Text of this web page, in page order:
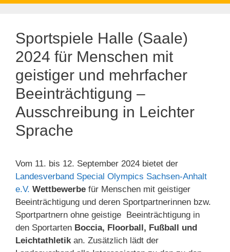
Sportspiele Halle (Saale)
2024 für Menschen mit
geistiger und mehrfacher
Beeinträchtigung –
Ausschreibung in Leichter
Sprache
Vom 11. bis 12. September 2024 bietet der
Landesverband Special Olympics Sachsen-Anhalt
e.V. Wettbewerbe für Menschen mit geistiger
Beeinträchtigung und deren Sportpartnerinnen bzw.
Sportpartnern ohne geistige Beeinträchtigung in
den Sportarten Boccia, Floorball, Fußball und
Leichtathletik an. Zusätzlich lädt der